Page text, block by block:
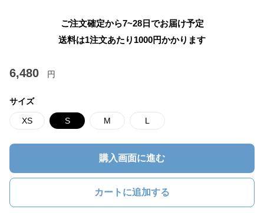
ご注文確定から7~28日でお届け予定
送料は1注文あたり 1000円かかります
6,480 円
サイズ
XS S M L
購入画面に進む
カートに追加する